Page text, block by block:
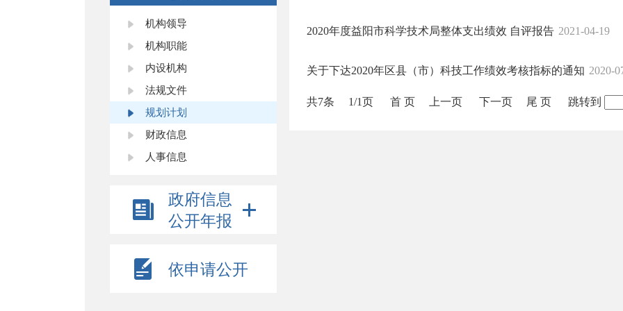
机构领导
机构职能
内设机构
法规文件
规划计划
财政信息
人事信息
政府信息
公开年报
依申请公开
2020年度益阳市科学技术局整体支出绩效 自评报告 2021-04-19
关于下达2020年区县（市）科技工作绩效考核指标的通知 2020-
共7条 1/1页 首 页 上一页 下一页 尾 页 跳转到